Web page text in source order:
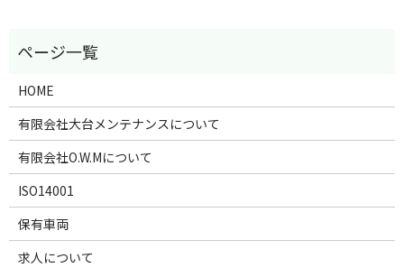
HOME
有限会社大台メンテナンスについて
有限会社O.W.Mについて
ISO14001
保有車両
求人について